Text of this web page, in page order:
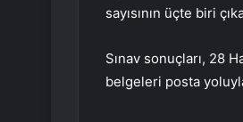
sayısının üçte biri
Sınav sonuçları, 28
belgeleri posta